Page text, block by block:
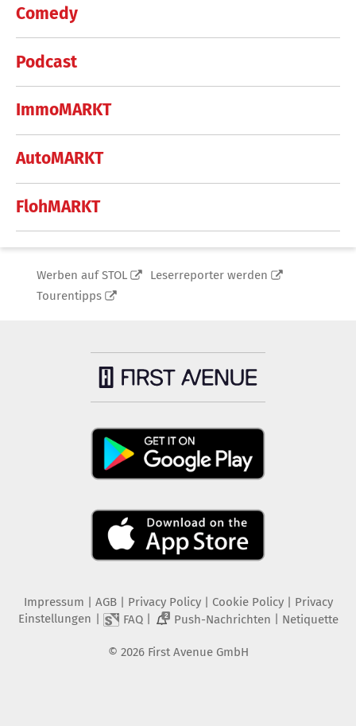
Comedy
Podcast
ImmoMARKT
AutoMARKT
FlohMARKT
Werben auf STOL
Leserreporter werden
Tourentipps
Impressum AGB Privacy Policy| Cookie Policy| Privacy
Einstellungen
FAQ| 2 Push-Nachrichten Netiquette
© 2026 First Avenue GmbH